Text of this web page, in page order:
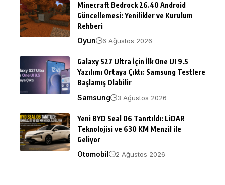
Minecraft Bedrock 26.40 Android
Güncellemesi: Yenilikler ve Kurulum
Rehberi
Oyun
6 Ağustos 2026
Galaxy S27 Ultra İçin İlk One UI 9.5
Yazılımı Ortaya Çıktı: Samsung Testlere
Başlamış Olabilir
Samsung
3 Ağustos 2026
Yeni BYD Seal 06 Tanıtıldı: LiDAR
Teknolojisi ve 630 KM Menzil ile
Geliyor
Otomobil
2 Ağustos 2026